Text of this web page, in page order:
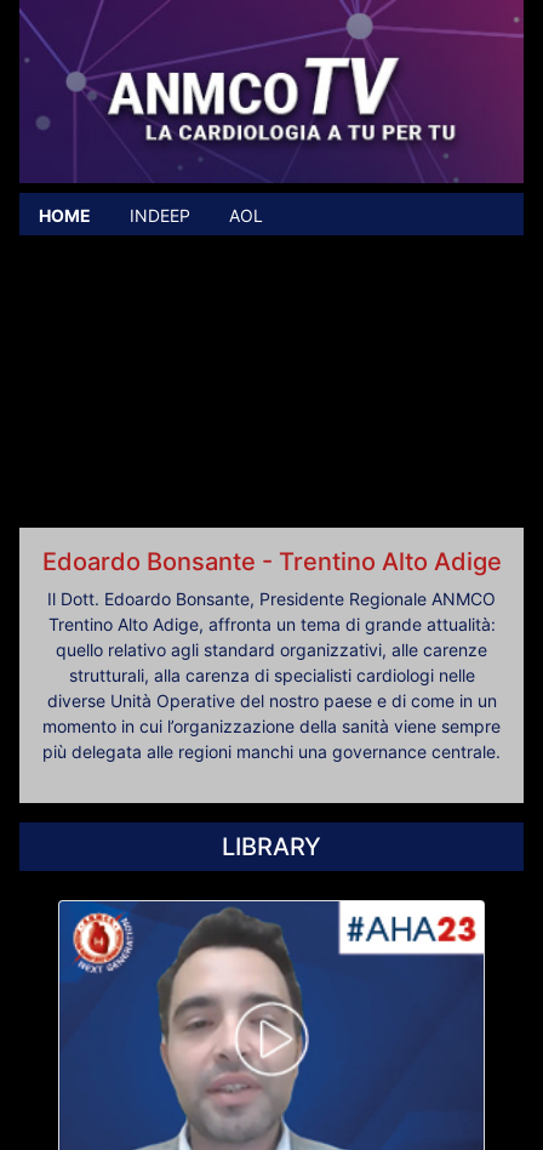
HOME INDEEP AOL
Edoardo Bonsante - Trentino Alto Adige
Il Dott. Edoardo Bonsante, Presidente Regionale ANMCO
Trentino Alto Adige, affronta un tema di grande attualità:
quello relativo agli standard organizzativi, alle carenze
strutturali, alla carenza di specialisti cardiologi nelle
diverse Unità Operative del nostro paese e di come in un
momento in cui l’organizzazione della sanità viene sempre
più delegata alle regioni manchi una governance centrale.
LIBRARY